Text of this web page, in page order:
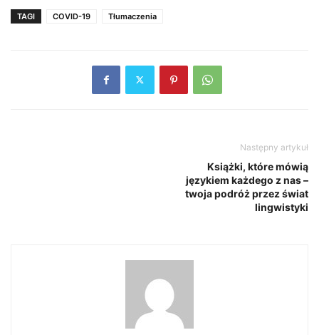
TAGI COVID-19 Tłumaczenia
Następny artykuł
Książki, które mówią
językiem każdego z nas –
twoja podróż przez świat
lingwistyki